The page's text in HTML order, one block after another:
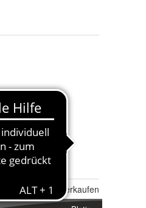
ÄhnlichenArtikel verkaufen